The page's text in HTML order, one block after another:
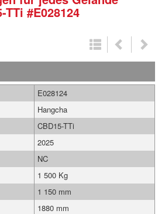
TTi #E028124
E028124
Hangcha
CBD15-TTi
2025
NC
1 500 Kg
1 150 mm
1880 mm